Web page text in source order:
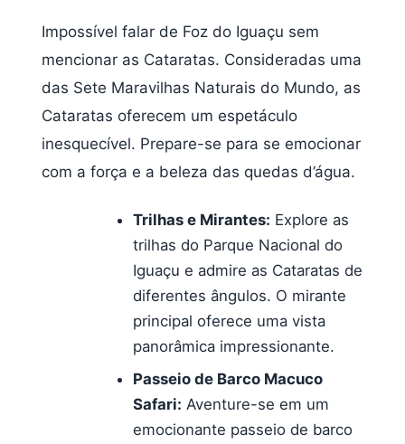
Impossível falar de Foz do Iguaçu sem
mencionar as Cataratas. Consideradas uma
das Sete Maravilhas Naturais do Mundo, as
Cataratas oferecem um espetáculo
inesquecível. Prepare-se para se emocionar
com a força e a beleza das quedas d’água.
Trilhas e Mirantes: Explore as
trilhas do Parque Nacional do
Iguaçu e admire as Cataratas de
diferentes ângulos. O mirante
principal oferece uma vista
panorâmica impressionante.
Passeio de Barco Macuco
Safari: Aventure-se em um
emocionante passeio de barco